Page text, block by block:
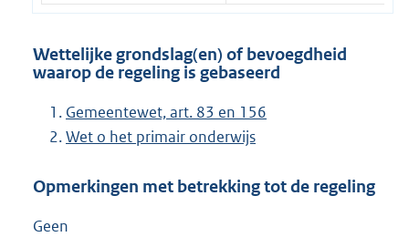
Wettelijke grondslag(en) of bevoegdheid
waarop de regeling is gebaseerd
Gemeentewet, art. 83 en 156
Wet o het primair onderwijs
Opmerkingen met betrekking tot de regeling
Geen